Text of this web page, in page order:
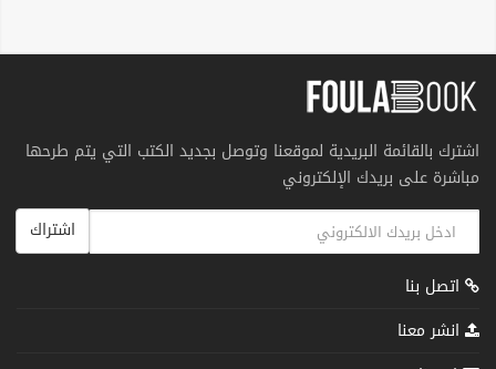
اشترك بالقائمة البريدية لموقعنا وتوصل بجديد الكتب التي يتم طرحها
مباشرة على بريدك الإلكتروني
اشتراك
اتصل بنا
انشر معنا